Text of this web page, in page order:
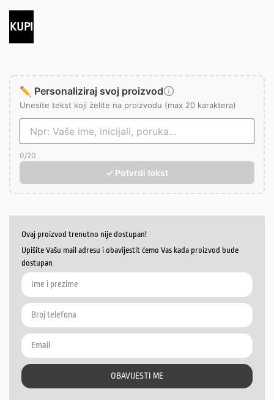
KUPI
✏️ Personaliziraj svoj proizvod
Unesite tekst koji želite na proizvodu (max 20 karaktera)
0/20
✓ Potvrdi tekst
Ovaj proizvod trenutno nije dostupan!
Upišite Vašu mail adresu i obavijestit ćemo Vas kada proizvod bude
dostupan
OBAVIJESTI ME